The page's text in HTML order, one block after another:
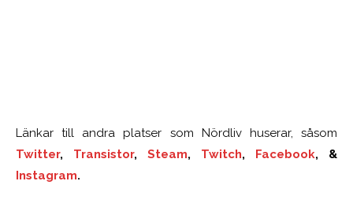
Länkar till andra platser som Nördliv huserar, såsom
Twitter, Transistor, Steam, Twitch, Facebook, &
Instagram.